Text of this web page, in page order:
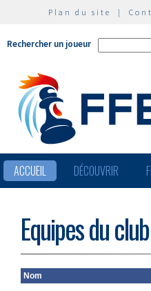
Plan du site |
Rechercher un joueur
ACCUEIL DÉCOUVRIR
Equipes du
Nom